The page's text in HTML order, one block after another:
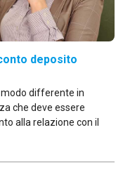
deposito
modo differente in
che deve essere
alla relazione con il